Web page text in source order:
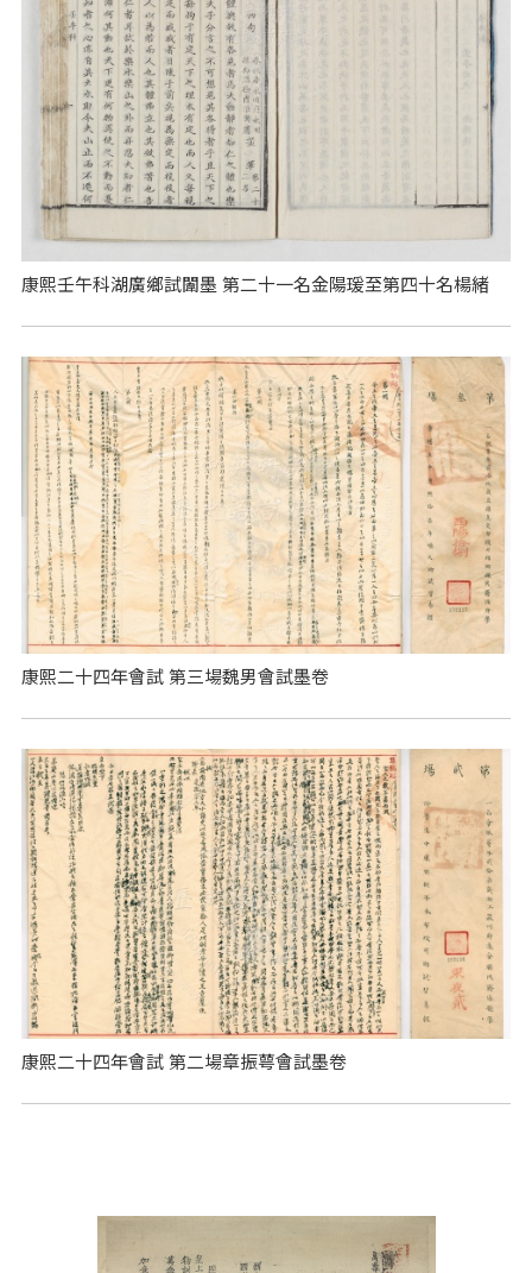
康熙壬午科湖廣鄉試闈墨 第二十一名金陽瑗至第四十名楊緒
康熙二十四年會試 第三場魏男會試墨卷
康熙二十四年會試 第二場章振萼會試墨卷